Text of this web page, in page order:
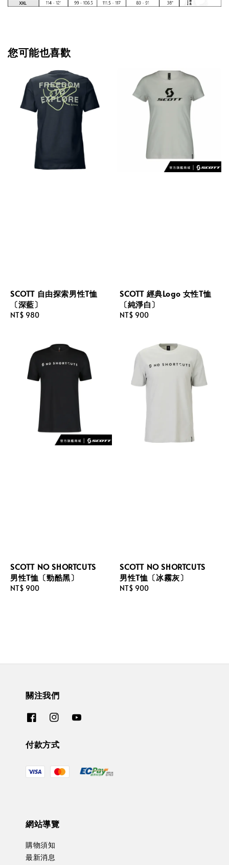
您可能也喜歡
SCOTT 自由探索男性T恤
〔深藍〕
Regular
NT$ 980
SCOTT 經典Logo 女性T恤
〔純淨白〕
Regular
NT$ 900
SCOTT NO SHORTCUTS
男性T恤〔勁酷黑〕
Regular
NT$ 900
SCOTT NO SHORTCUTS
男性T恤〔冰霧灰〕
Regular
NT$ 900
關注我們
付款方式
網站導覽
購物須知
最新消息